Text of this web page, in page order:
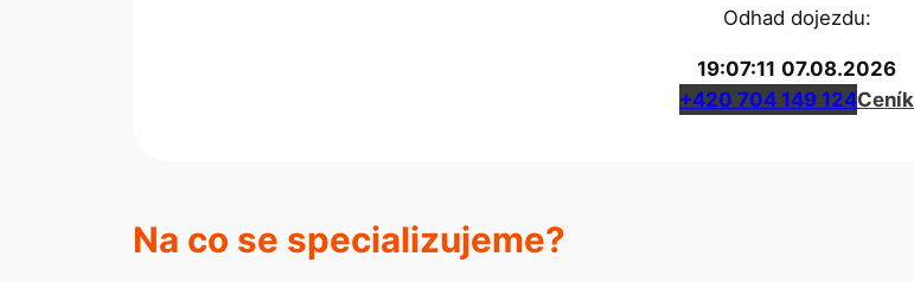
Odhad dojezdu:
19:07:12 07.08.2026
+420 704 149 124Ceník
Na co se specializujeme?